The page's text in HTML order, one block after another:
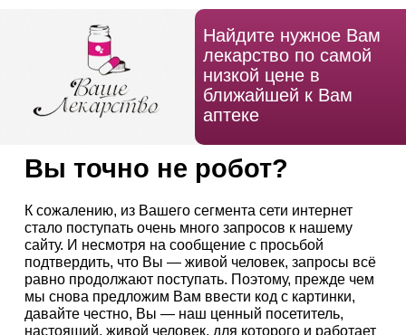
Найдите нужное Вам
лекарство по самой
низкой цене в
ближайшей к Вам
аптеке
Вы точно не робот?
К сожалению, из Вашего сегмента сети интернет
стало поступать очень много запросов к нашему
сайту. И несмотря на сообщение с просьбой
подтвердить, что Вы — живой человек, запросы всё
равно продолжают поступать. Поэтому, прежде чем
мы снова предложим Вам ввести код с картинки,
давайте честно, Вы — наш ценный посетитель,
настоящий, живой человек, для которого и работает